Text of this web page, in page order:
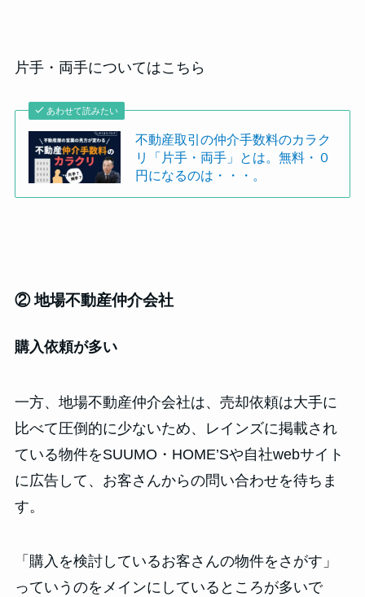
片手・両手についてはこちら
あわせて読みたい
不動産取引の仲介手数料のカラク
リ「片手・両手」とは。無料・０
円になるのは・・・。
② 地場不動産仲介会社
購入依頼が多い
一方、地場不動産仲介会社は、売却依頼は大手に
比べて圧倒的に少ないため、レインズに掲載され
ている物件をSUUMO・HOME’Sや自社webサイト
に広告して、お客さんからの問い合わせを待ちま
す。
「購入を検討しているお客さんの物件をさがす」
っていうのをメインにしているところが多いで